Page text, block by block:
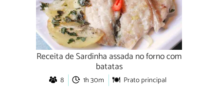
Receita de Sardinha assada no forno com
batatas
8 1h 30m Prato principal